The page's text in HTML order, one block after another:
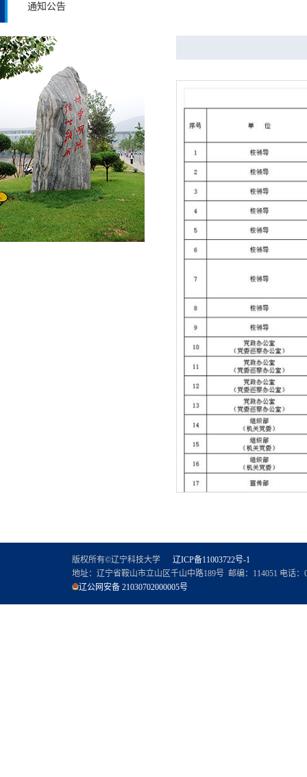
通知公告
版权所有©辽宁科技大学 辽ICP备11003722号-1
地址：辽宁省鞍山市立山区千山中路189号 邮编：114051 电话：
辽公网安备 21030702000005号